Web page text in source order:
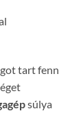
tart fenn
súlya